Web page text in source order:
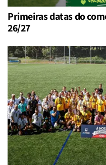
Primeiras datas do
26/27